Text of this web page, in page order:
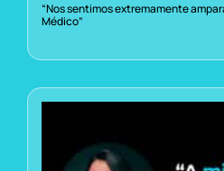
“Nos sentimos extremamente
Médico”